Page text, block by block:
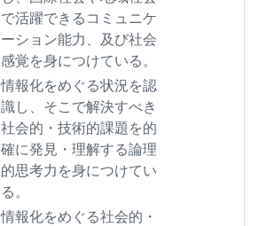
で活躍できるコミュニケ
ーション能力、及び社会
感覚を身につけている。
情報化をめぐる状況を認
識し、そこで解決すべき
社会的・技術的課題を的
確に発見・理解する論理
的思考力を身につけてい
る。
情報化をめぐる社会的・